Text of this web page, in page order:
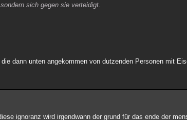
sich gegen sie verteidigt.
dann unten angekommen von dutzenden Personen mit
ignoranz wird irgendwann der grund für das ende der